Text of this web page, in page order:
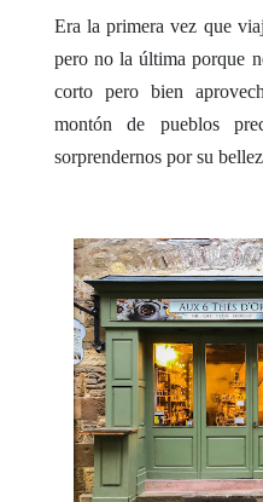
Era la primera vez que
pero no la última porque
corto pero bien
montón de pueblos
sorprendernos por su